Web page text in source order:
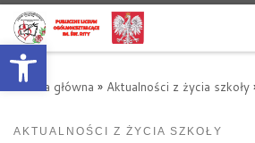
Otwórz pasek
Przejdź do treści
Strona główna » Aktualności z życia szkoły
AKTUALNOŚCI Z ŻYCIA SZKOŁY